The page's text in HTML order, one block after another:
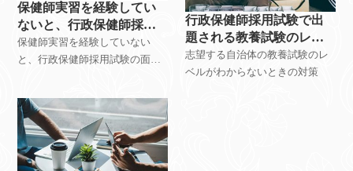
保健師実習を経験してい
ないと、行政保健師採用
試験では不利か？
保健師実習を経験していない
と、行政保健師採用試験の面接
行政保健師採用試験で出
題される教養試験のレベ
ルがわからない時は！？
志望する自治体の教養試験のレ
ベルがわからないときの対策